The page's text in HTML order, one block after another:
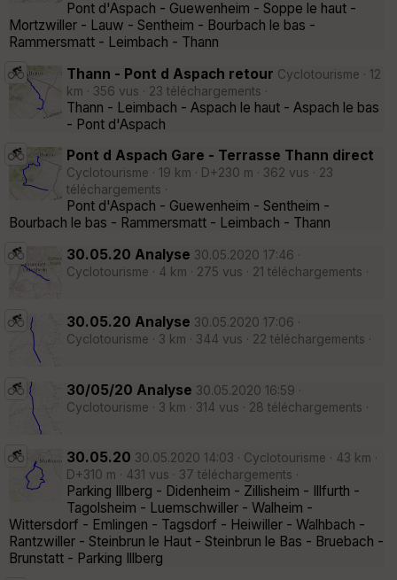
Pont d'Aspach - Guewenheim - Soppe le haut -
Mortzwiller - Lauw - Sentheim - Bourbach le bas -
Rammersmatt - Leimbach - Thann
Thann - Pont d Aspach retour Cyclotourisme · 12
km · 356 vus · 23 téléchargements ·
Thann - Leimbach - Aspach le haut - Aspach le bas
- Pont d'Aspach
Pont d Aspach Gare - Terrasse Thann direct
Cyclotourisme · 19 km · D+230 m · 362 vus · 23
téléchargements ·
Pont d'Aspach - Guewenheim - Sentheim -
Bourbach le bas - Rammersmatt - Leimbach - Thann
30.05.20 Analyse 30.05.2020 17:46 ·
Cyclotourisme · 4 km · 275 vus · 21 téléchargements ·
30.05.20 Analyse 30.05.2020 17:06 ·
Cyclotourisme · 3 km · 344 vus · 22 téléchargements ·
30/05/20 Analyse 30.05.2020 16:59 ·
Cyclotourisme · 3 km · 314 vus · 28 téléchargements ·
30.05.20 30.05.2020 14:03 · Cyclotourisme · 43 km ·
D+310 m · 431 vus · 37 téléchargements ·
Parking Illberg - Didenheim - Zillisheim - Illfurth -
Tagolsheim - Luemschwiller - Walheim -
Wittersdorf - Emlingen - Tagsdorf - Heiwiller - Walhbach -
Rantzwiller - Steinbrun le Haut - Steinbrun le Bas - Bruebach -
Brunstatt - Parking Illberg